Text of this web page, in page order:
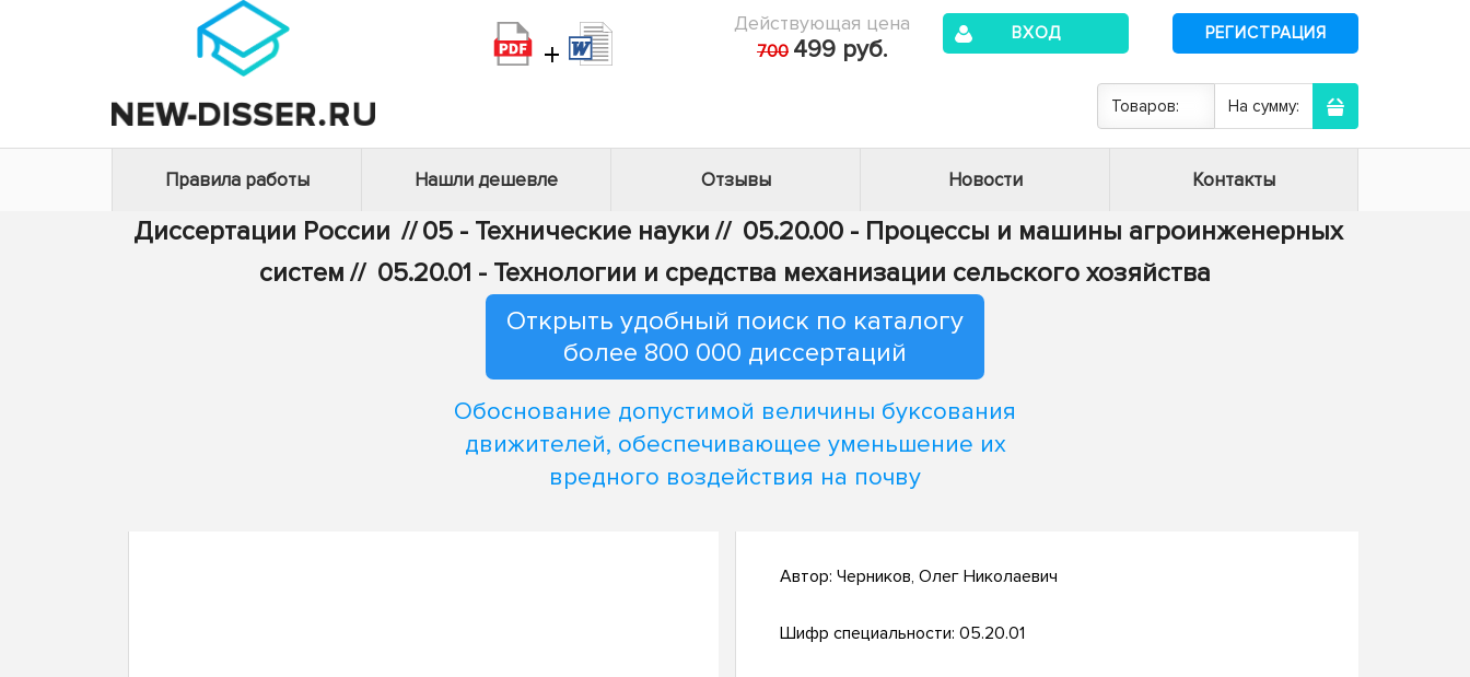
+
Действующая цена
700 499 руб.
ВХОД РЕГИСТРАЦИЯ
Товаров: На сумму:
Правила работы Нашли дешевле Отзывы Новости Контакты
Диссертации России // 05 - Технические науки // 05.20.00 - Процессы и машины агроинженерных
систем // 05.20.01 - Технологии и средства механизации сельского хозяйства
Открыть удобный поиск по каталогу
более 800 000 диссертаций
Обоснование допустимой величины буксования
движителей, обеспечивающее уменьшение их
вредного воздействия на почву
Автор: Черников, Олег Николаевич
Шифр специальности: 05.20.01